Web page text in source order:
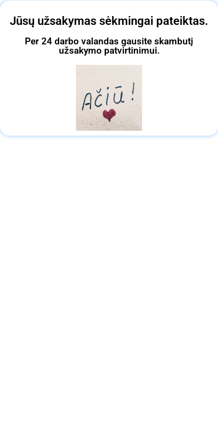
Jūsų užsakymas sėkmingai pateiktas.
Per 24 darbo valandas gausite skambutį
užsakymo patvirtinimui.